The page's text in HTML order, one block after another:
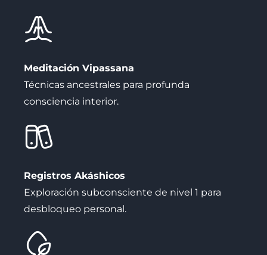
Meditación Vipassana
Técnicas ancestrales para profunda
consciencia interior.
Registros Akáshicos
Exploración subconsciente de nivel 1 para
desbloqueo personal.